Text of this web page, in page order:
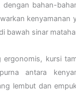
dengan bahan-
kenyamanan
bawah sinar
ergonomis, kursi
antara
lembut dan